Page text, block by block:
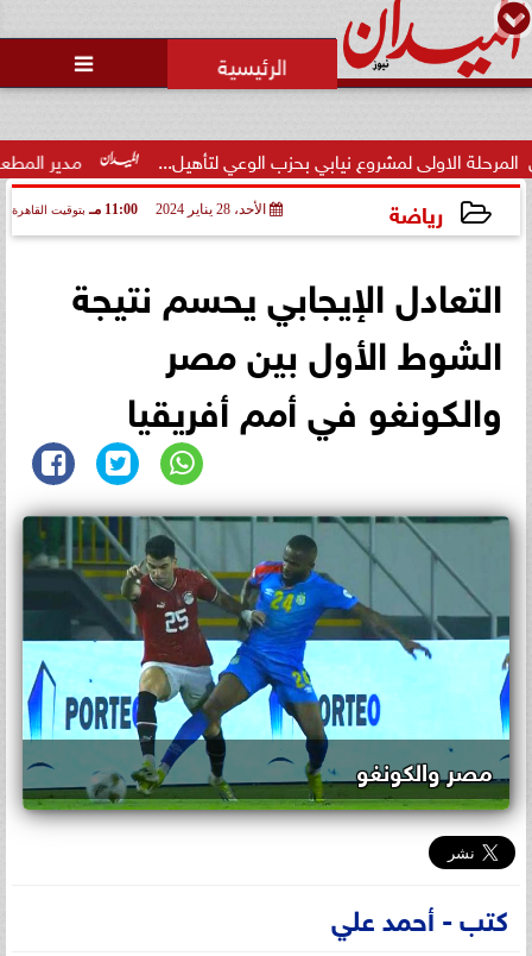

مدير المطعم عن واقعة منع سيدة بحزب الوعي لتأهيل...
رياضة الأحد، 28 يناير 2024 11:00 مـ بتوقيت القاهرة
التعادل الإيجابي يحسم نتيجة
الشوط الأول بين مصر
والكونغو في أمم أفريقيا
مصر والكونغو
كتب - أحمد علي
الصحة: تنفي إقالة رشا خضر من
رئاسة قطاع الرعاية الأساسية